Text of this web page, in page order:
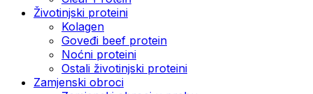
Životinjski proteini
Kolagen
Goveđi beef protein
Noćni proteini
Ostali životinjski proteini
Zamjenski obroci